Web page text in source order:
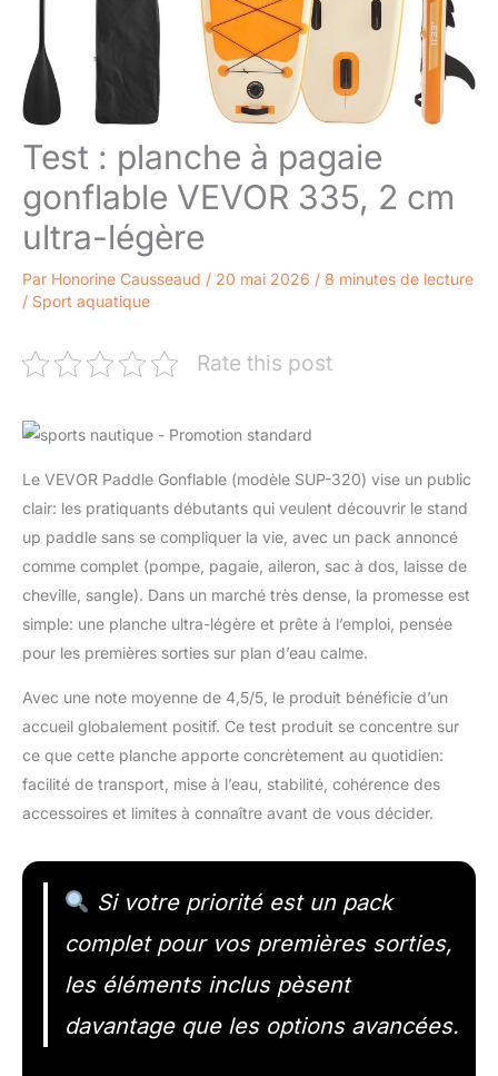
Test : planche à pagaie
gonflable VEVOR 335, 2 cm
ultra-légère
Par Honorine Causseaud / 20 mai 2026 / 8 minutes de lecture
/ Sport aquatique
Rate this post
Le VEVOR Paddle Gonflable (modèle SUP-320) vise un public
clair: les pratiquants débutants qui veulent découvrir le stand
up paddle sans se compliquer la vie, avec un pack annoncé
comme complet (pompe, pagaie, aileron, sac à dos, laisse de
cheville, sangle). Dans un marché très dense, la promesse est
simple: une planche ultra-légère et prête à l’emploi, pensée
pour les premières sorties sur plan d’eau calme.
Avec une note moyenne de 4,5/5, le produit bénéficie d’un
accueil globalement positif. Ce test produit se concentre sur
ce que cette planche apporte concrètement au quotidien:
facilité de transport, mise à l’eau, stabilité, cohérence des
accessoires et limites à connaître avant de vous décider.
Si votre priorité est un pack
complet pour vos premières sorties,
les éléments inclus pèsent
davantage que les options avancées.